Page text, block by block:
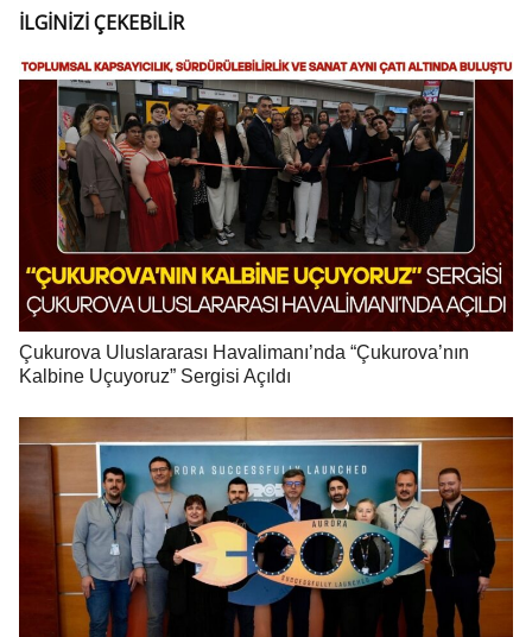
İLGİNİZİ ÇEKEBİLİR
Çukurova Uluslararası Havalimanı’nda “Çukurova’nın
Kalbine Uçuyoruz” Sergisi Açıldı